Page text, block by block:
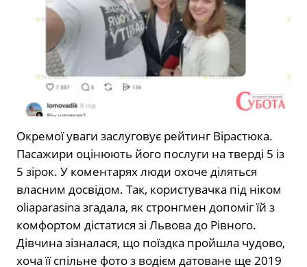
Окремої уваги заслуговує рейтинг Вірастюка.
Пасажири оцінюють його послуги на тверді 5 із
5 зірок. У коментарях люди охоче діляться
власним досвідом. Так, користувачка під ніком
oliaparasina згадала, як стронгмен допоміг їй з
комфортом дістатися зі Львова до Рівного.
Дівчина зізналася, що поїздка пройшла чудово,
хоча її спільне фото з водієм датоване ще 2019